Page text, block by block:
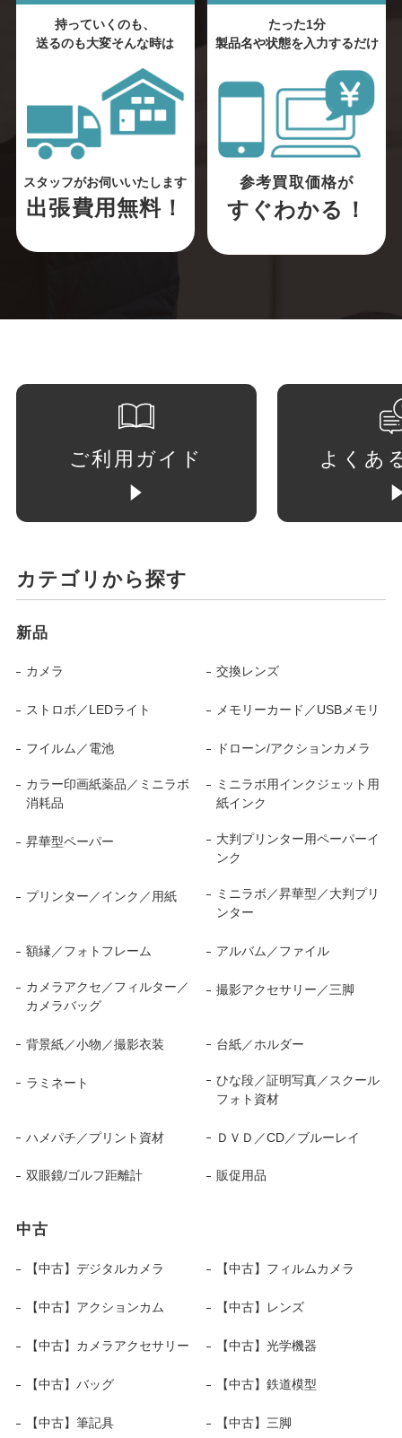
持っていくのも、
送るのも大変そんな時は
スタッフがお伺いいたします
出張費用無料！
たった1分
製品名や状態を入力するだけ
参考買取価格が
すぐわかる！
ご利用ガイド よくあ
カテゴリから探す
新品
カメラ 交換レンズ
ストロボ／LEDライト メモリーカード／USBメモリ
フイルム／電池 ドローン/アクションカメラ
カラー印画紙薬品／ミニラボ
消耗品
ミニラボ用インクジェット用
紙インク
昇華型ペーパー
大判プリンター用ペーパーイ
ンク
プリンター／インク／用紙
ミニラボ／昇華型／大判プリ
ンター
額縁／フォトフレーム アルバム／ファイル
カメラアクセ／フィルター／
カメラバッグ
撮影アクセサリー／三脚
背景紙／小物／撮影衣装 台紙／ホルダー
ラミネート
ひな段／証明写真／スクール
フォト資材
ハメパチ／プリント資材 ＤＶＤ／CD／ブルーレイ
双眼鏡/ゴルフ距離計 販促用品
中古
【中古】デジタルカメラ 【中古】フィルムカメラ
【中古】アクションカム 【中古】レンズ
【中古】カメラアクセサリー 【中古】光学機器
【中古】バッグ 【中古】鉄道模型
【中古】筆記具 【中古】三脚